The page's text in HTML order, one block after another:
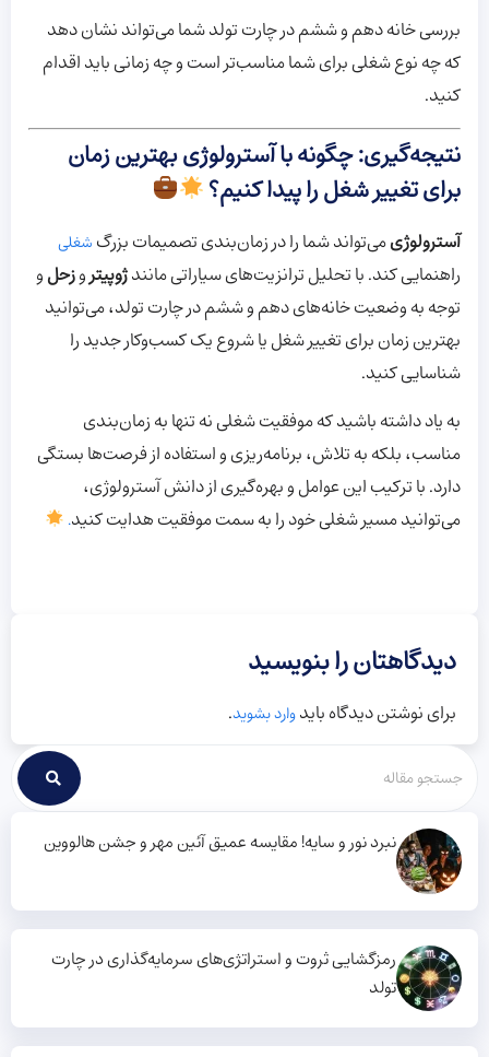
بررسی خانه دهم و ششم در چارت تولد شما می‌تواند نشان دهد
که چه نوع شغلی برای شما مناسب‌تر است و چه زمانی باید اقدام
کنید.
نتیجه‌گیری: چگونه با آسترولوژی بهترین زمان
برای تغییر شغل را پیدا کنیم؟
آسترولوژیمی‌تواند شما را در زمان‌بندی تصمیمات بزرگ شغلی
راهنمایی کند. با تحلیل ترانزیت‌های سیاراتی مانندژوپیتروزحلو
توجه به وضعیت خانه‌های دهم و ششم در چارت تولد، می‌توانید
بهترین زمان برای تغییر شغل یا شروع یک کسب‌وکار جدید را
شناسایی کنید.
به یاد داشته باشید که موفقیت شغلی نه تنها به زمان‌بندی
مناسب، بلکه به تلاش، برنامه‌ریزی و استفاده از فرصت‌ها بستگی
دارد. با ترکیب این عوامل و بهره‌گیری از دانش آسترولوژی،
می‌توانید مسیر شغلی خود را به سمت موفقیت هدایت کنید.
دیدگاهتان را بنویسید
برای نوشتن دیدگاه بایدوارد بشوید.
نبرد نور و سایه! مقایسه عمیق آئین مهر و جشن هالووین
رمزگشایی ثروت و استراتژی‌های سرمایه‌گذاری در چارت
تولد